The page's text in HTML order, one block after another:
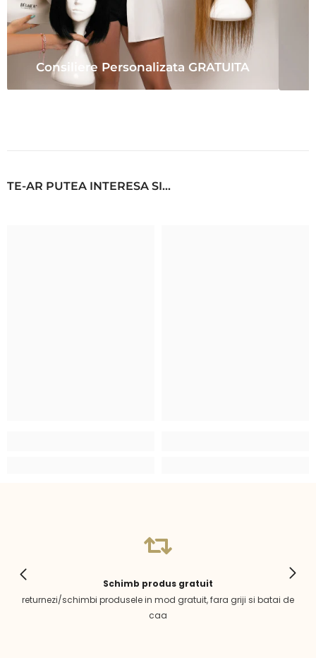
Consiliere Personalizata GRATUITA
TE-AR PUTEA INTERESA SI...
Schimb produs gratuit
returnezi/schimbi produsele in mod gratuit, fara griji si batai de
caa